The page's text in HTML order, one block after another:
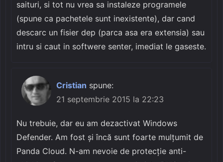
saituri, si tot nu vrea sa instaleze programele
(spune ca pachetele sunt inexistente), dar cand
descarc un fisier dep (parca asa era extensia) sau
intru si caut in softwere senter, imediat le gaseste.
Cristian spune:
21 septembrie 2015 la 22:23
Nu trebuie, dar eu am dezactivat Windows
Defender. Am fost și încă sunt foarte mulțumit de
Panda Cloud. N-am nevoie de protecție anti-